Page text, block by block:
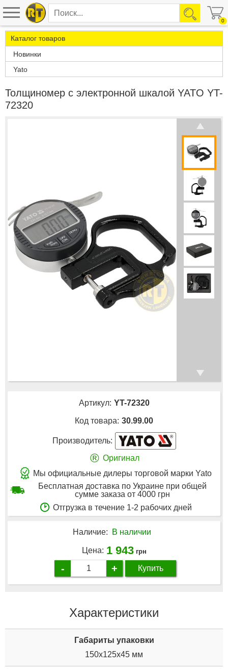
0
Каталог товаров
Новинки
Yato
Толщиномер с электронной шкалой YATO YT-
72320
Артикул: YT-72320
Код товара: 30.99.00
Производитель:
® Оригинал
Мы официальные дилеры торговой марки Yato
Бесплатная доставка по Украине при общей
сумме заказа от 4000 грн
Отгрузка в течение 1-2 рабочих дней
Наличие: В наличии
Цена: 1 943 грн
- + Купить
Характеристики
Габариты упаковки
150x125x45 мм